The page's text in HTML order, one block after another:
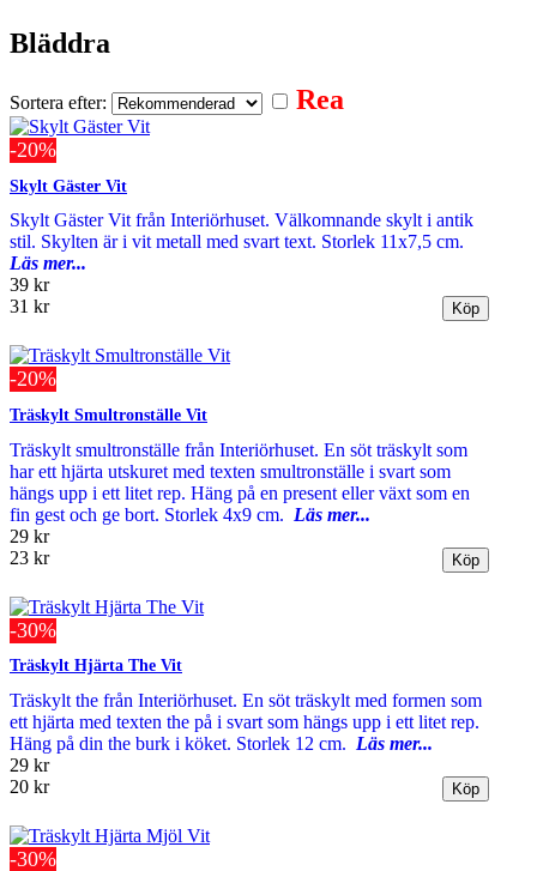
Bläddra
Sortera efter: Rea
-20%
Skylt Gäster Vit
Skylt Gäster Vit från Interiörhuset. Välkomnande skylt i antik
stil. Skylten är i vit metall med svart text. Storlek 11x7,5 cm.
Läs mer...
39 kr
31 kr
-20%
Träskylt Smultronställe Vit
Träskylt smultronställe från Interiörhuset. En söt träskylt som
har ett hjärta utskuret med texten smultronställe i svart som
hängs upp i ett litet rep. Häng på en present eller växt som en
fin gest och ge bort. Storlek 4x9 cm. Läs mer...
29 kr
23 kr
-30%
Träskylt Hjärta The Vit
Träskylt the från Interiörhuset. En söt träskylt med formen som
ett hjärta med texten the på i svart som hängs upp i ett litet rep.
Häng på din the burk i köket. Storlek 12 cm. Läs mer...
29 kr
20 kr
-30%